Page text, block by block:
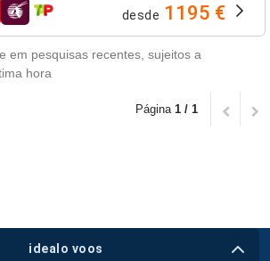
desde 1195 €
em pesquisas recentes, sujeitos a
hora
Página 1 / 1
idealo voos